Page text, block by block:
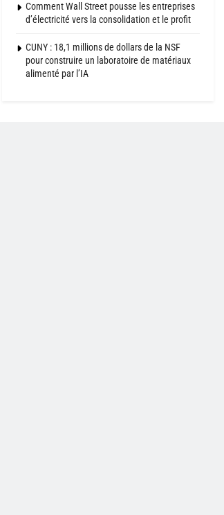
Comment Wall Street pousse les entreprises
d’électricité vers la consolidation et le profit
CUNY : 18,1 millions de dollars de la NSF
pour construire un laboratoire de matériaux
alimenté par l’IA